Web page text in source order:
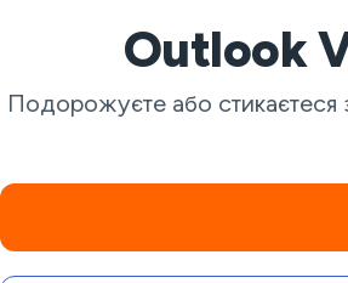
Outlook
Подорожуєте або